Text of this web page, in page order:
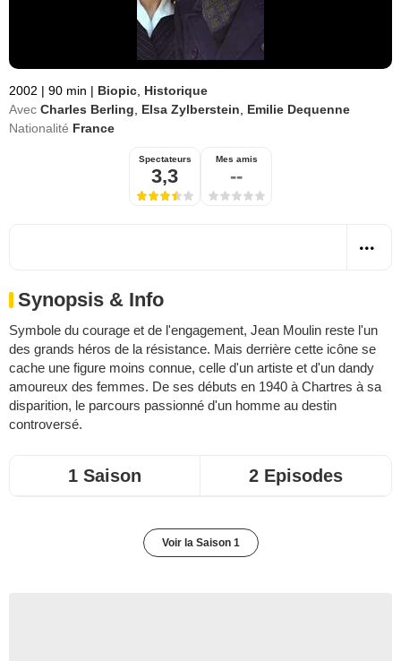
2002 | 90 min | Biopic Historique
Avec Charles Berling Elsa Zylberstein
Emilie Dequenne
Nationalité France
Spectateurs
3,3
Mes amis
--
Synopsis & Info
Symbole du courage et de l'engagement, Jean Moulin reste l'un
des grands héros de la résistance. Mais derrière cette icône se
cache une figure moins connue, celle d'un artiste et d'un dandy
amoureux des femmes. De ses débuts en 1940 à Chartres à sa
disparition, le parcours passionné d'un homme au destin
controversé.
1 Saison 2 Episodes
Voir la Saison 1